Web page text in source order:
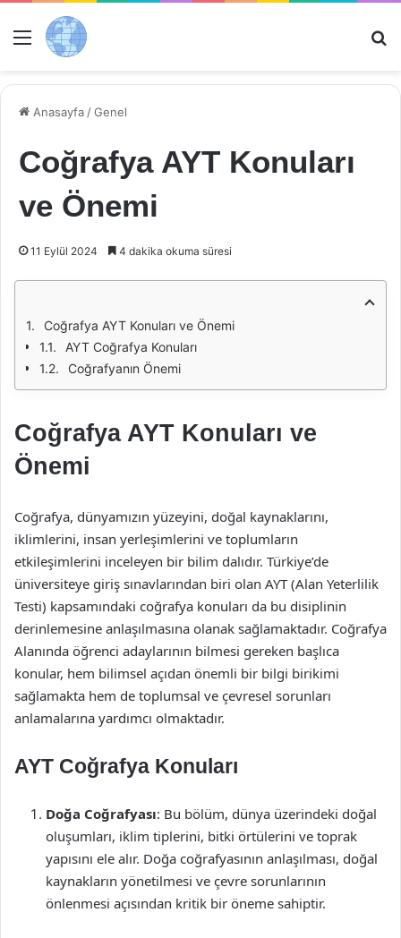
Menü
Anasayfa /Genel
Coğrafya AYT Konuları
ve Önemi
11 Eylül 2024 4 dakika okuma süresi
Coğrafya AYT Konuları ve Önemi
AYT Coğrafya Konuları
Coğrafyanın Önemi
Coğrafya AYT Konuları ve
Önemi
Coğrafya, dünyamızın yüzeyini, doğal kaynaklarını,
iklimlerini, insan yerleşimlerini ve toplumların
etkileşimlerini inceleyen bir bilim dalıdır. Türkiye’de
üniversiteye giriş sınavlarından biri olan AYT (Alan Yeterlilik
Testi) kapsamındaki coğrafya konuları da bu disiplinin
derinlemesine anlaşılmasına olanak sağlamaktadır. Coğrafya
Alanında öğrenci adaylarının bilmesi gereken başlıca
konular, hem bilimsel açıdan önemli bir bilgi birikimi
sağlamakta hem de toplumsal ve çevresel sorunları
anlamalarına yardımcı olmaktadır.
AYT Coğrafya Konuları
Doğa Coğrafyası: Bu bölüm, dünya üzerindeki doğal
oluşumları, iklim tiplerini, bitki örtülerini ve toprak
yapısını ele alır. Doğa coğrafyasının anlaşılması, doğal
kaynakların yönetilmesi ve çevre sorunlarının
önlenmesi açısından kritik bir öneme sahiptir.